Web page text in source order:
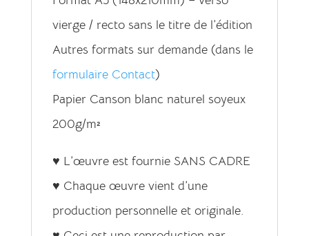
vierge / recto sans le titre de l’édition
Autres formats sur demande (dans le
formulaire Contact)
Papier Canson blanc naturel soyeux
200g/m²
♥ L’œuvre est fournie SANS CADRE
♥ Chaque œuvre vient d’une
production personnelle et originale.